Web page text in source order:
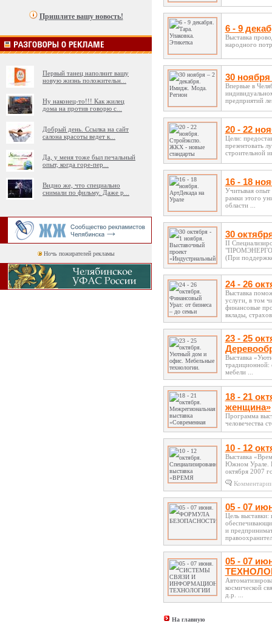
Пришлите вашу новость!
Первый танец наполнит вашу
новую жизнь положительн
Ну наконец-то!!! Как жилец
дома на против говорю с
Добрый день. Ссылка на сайт
салона красоты ведет к
Да, у меня тоже был печальный
опыт, когда горе-пер
Видно же, что специально
снимали по фильму. Даже р
Ночь пожирателей рекламы
6 - 9
Выставка
народного
30
Впервые в
предприятий
20 - 22
Цели:
презентовать
строительной
16 - 18
Учитывая опыт
рамки этого
области ...
30
II
(При
24 - 26
Выставка
услуги, в том
финансовые
вклады,
23 - 25
Выставка
традиционной:
мебели ...
18 - 21
женщина»
Программа
человечества
10 - 12
Выставка
Южном Урале.
октября 2007
05 - 07
Цель выставки:
и
05 - 07
космической
д.р. ...
На главную